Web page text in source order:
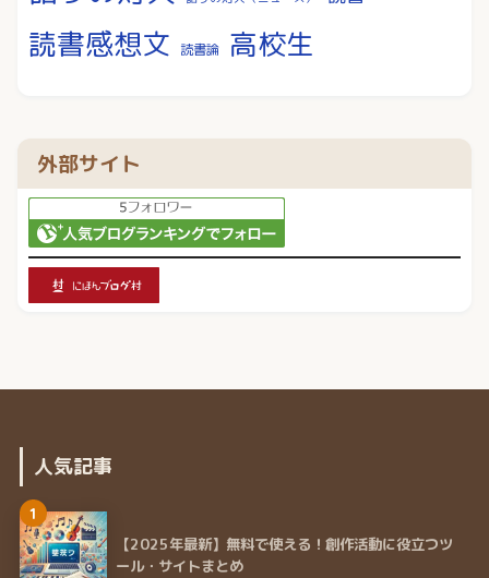
読書感想文 読書論 高校生
外部サイト
人気記事
1
【2025年最新】無料で使える！創作活動に役立つツ
ール・サイトまとめ